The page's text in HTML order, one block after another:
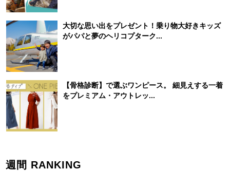
大切な思い出をプレゼント！乗り物大好きキッズ
がパパと夢のヘリコプターク...
【骨格診断】で選ぶワンピース。 細見えする一着
をプレミアム・アウトレッ...
週間 RANKING